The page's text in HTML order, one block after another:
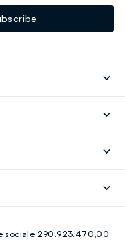
sociale 290.923.470,00